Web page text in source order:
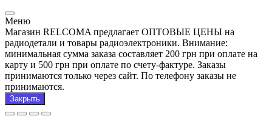
Меню
Магазин RELCOMA предлагает ОПТОВЫЕ ЦЕНЫ на
радиодетали и товары радиоэлектроники. Внимание:
минимальная сумма заказа составляет 200 грн при оплате на
карту и 500 грн при оплате по счету-фактуре. Заказы
принимаются только через сайт. По телефону заказы не
принимаются.
Закрыть